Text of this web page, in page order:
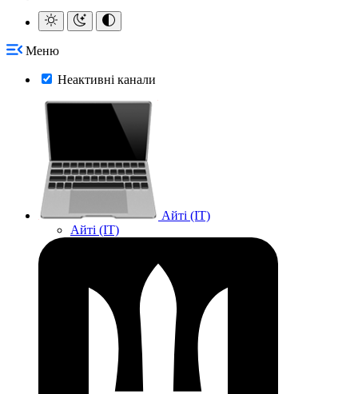
Меню
Неактивні канали
Айті (IT)
Айті (IT)